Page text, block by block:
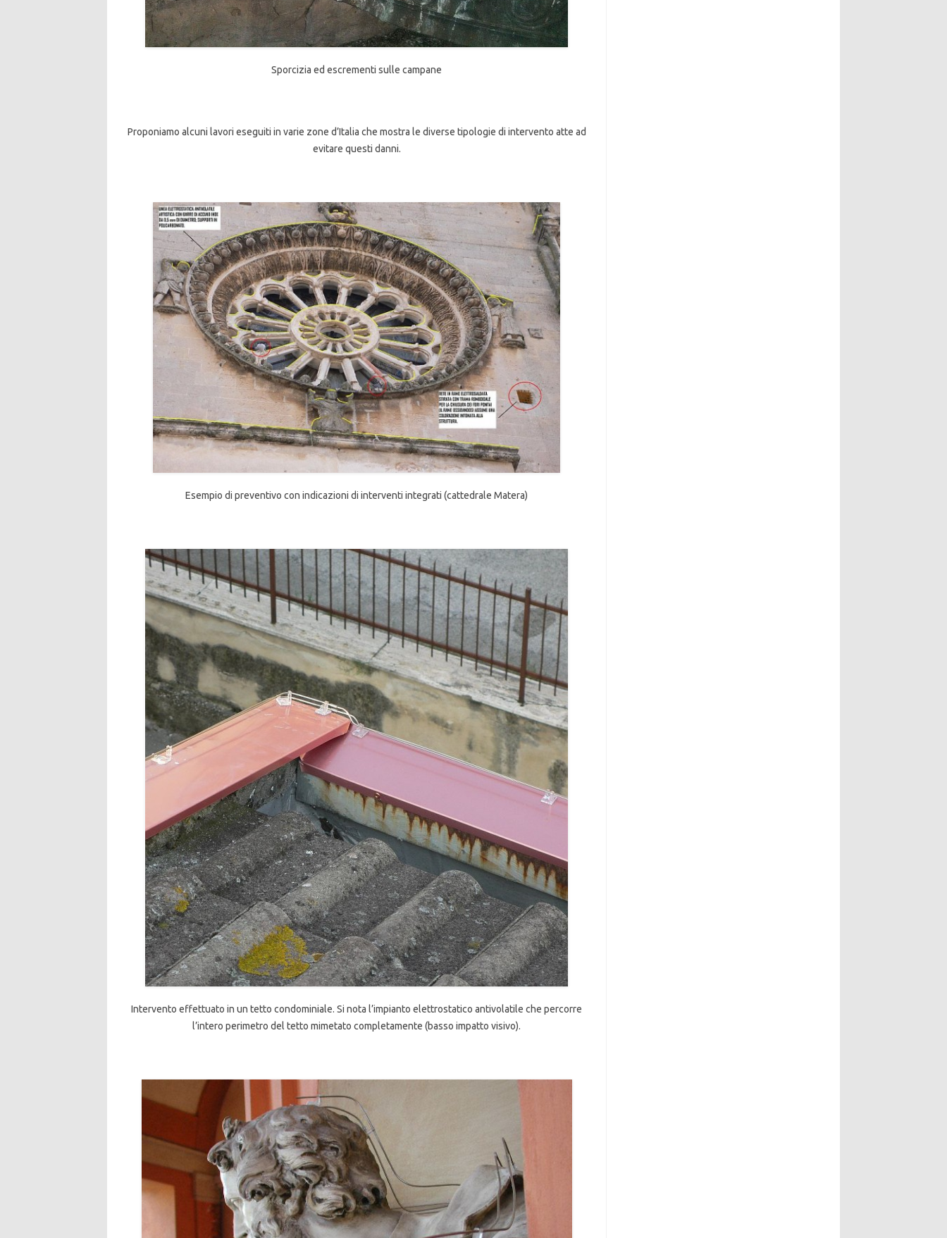
Sporcizia ed escrementi sulle campane
Proponiamo alcuni lavori eseguiti in varie zone d’Italia che mostra le diverse tipologie di intervento atte ad
evitare questi danni.
Esempio di preventivo con indicazioni di interventi integrati (cattedrale Matera)
Intervento effettuato in un tetto condominiale. Si nota l’impianto elettrostatico antivolatile che percorre
l’intero perimetro del tetto mimetato completamente (basso impatto visivo).